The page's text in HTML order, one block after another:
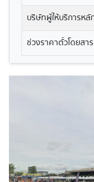
บริษัทผู้ให้บริการหลั
ช่วงราคาตั๋วโดยสาร